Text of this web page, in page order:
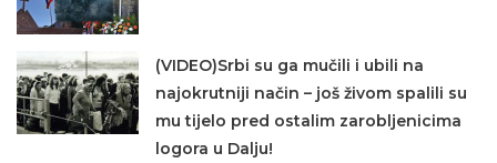
(VIDEO)Srbi su ga mučili i ubili na
najokrutniji način – još živom spalili su
mu tijelo pred ostalim zarobljenicima
logora u Dalju!